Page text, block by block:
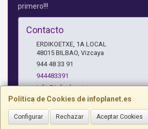
Política de Cookies de infoplanet.es
Configurar Rechazar Aceptar Cookies
primero!!!
Contacto
ERDIKOETXE, 1A LOCAL
48015 BILBAO Vizcaya
944 48 33 91
944483391
info@infoplanet.es
Horario